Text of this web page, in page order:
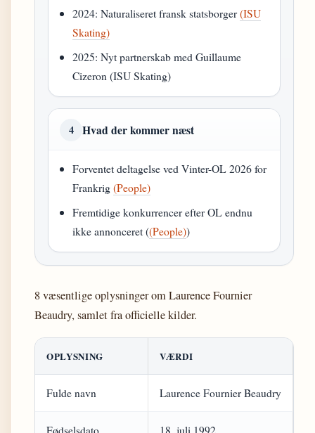
2024: Naturaliseret fransk statsborger(ISU
Skating)
2025: Nyt partnerskab med Guillaume
Cizeron (ISU Skating)
4 Hvad der kommer næst
Forventet deltagelse ved Vinter-OL 2026 for
Frankrig(People)
Fremtidige konkurrencer efter OL endnu
ikke annonceret ((People))
8 væsentlige oplysninger om Laurence Fournier
Beaudry, samlet fra officielle kilder.
OPLYSNING VÆRDI
Fulde navn Laurence Fournier Beaudry